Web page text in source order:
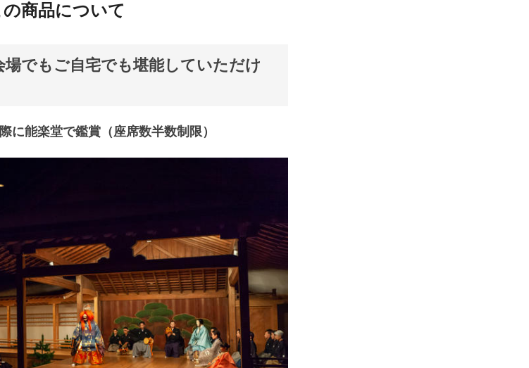
の商品について
場でもご自宅でも堪能していただけ
に能楽堂で鑑賞（座席数半数制限）